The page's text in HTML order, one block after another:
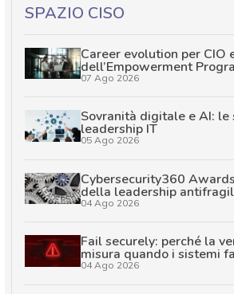
SPAZIO CISO
Career evolution per CIO
dell’Empowerment
07 Ago 2026
Sovranità digitale e AI: le
leadership IT
05 Ago 2026
Cybersecurity360
della leadership
04 Ago 2026
Fail securely: perché la
misura quando i sistemi
04 Ago 2026